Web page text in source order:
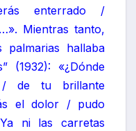
enterrado /
Mientras tanto,
palmarias hallaba
(1932): «¿Dónde
/ de tu brillante
el dolor / pudo
ni las carretas